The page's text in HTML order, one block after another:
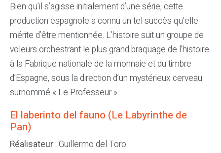
Bien qu’il s’agisse initialement d’une série, cette
production espagnole a connu un tel succès qu’elle
mérite d’être mentionnée. L’histoire suit un groupe de
voleurs orchestrant le plus grand braquage de l’histoire
à la Fabrique nationale de la monnaie et du timbre
d’Espagne, sous la direction d’un mystérieux cerveau
surnommé « Le Professeur ».
El laberinto del fauno (Le Labyrinthe de
Pan)
Réalisateur : Guillermo del Toro